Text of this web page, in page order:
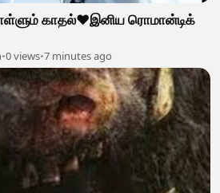
காதல்❤️இனிய ரொமான்டிக்
•0 views•7 minutes ago